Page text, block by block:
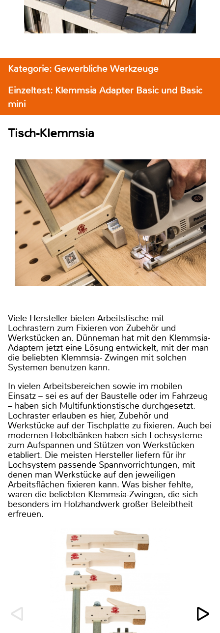
Kategorie: Gewerbliche Werkzeuge
Einzeltest: Klemmsia Adapter Basic und Basic
mini
Tisch-Klemmsia
Viele Hersteller bieten Arbeitstische mit
Lochrastern zum Fixieren von Zubehör und
Werkstücken an. Dünneman hat mit den Klemmsia-
Adaptern jetzt eine Lösung entwickelt, mit der man
die beliebten Klemmsia- Zwingen mit solchen
Systemen benutzen kann.
In vielen Arbeitsbereichen sowie im mobilen
Einsatz – sei es auf der Baustelle oder im Fahrzeug
– haben sich Multifunktionstische durchgesetzt.
Lochraster erlauben es hier, Zubehör und
Werkstücke auf der Tischplatte zu fixieren. Auch bei
modernen Hobelbänken haben sich Lochsysteme
zum Aufspannen und Stützen von Werkstücken
etabliert. Die meisten Hersteller liefern für ihr
Lochsystem passende Spannvorrichtungen, mit
denen man Werkstücke auf den jeweiligen
Arbeitsflächen fixieren kann. Was bisher fehlte,
waren die beliebten Klemmsia-Zwingen, die sich
besonders im Holzhandwerk großer Beleibtheit
erfreuen.